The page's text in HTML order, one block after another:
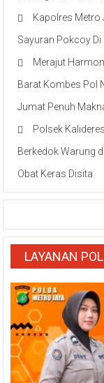
Kapolres Metro
Sayuran Pokcoy Di
Merajut
Barat Kombes Pol
Jumat Penuh
Polsek
Berkedok Warung
Obat Keras Disita
LAYANAN